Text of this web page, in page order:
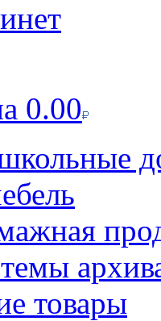
0.00
товары